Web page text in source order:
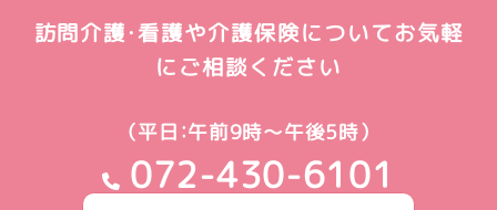
訪問介護・看護や介護保険についてお気軽
にご相談ください
（平日：午前9時～午後5時）
072-430-6101